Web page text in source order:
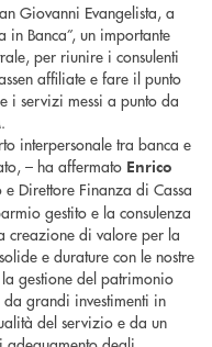
Giovanni Evangelista, a
in Banca”, un importante
per riunire i consulenti
affiliate e fare il punto
i servizi messi a punto da
interpersonale tra banca e
– ha affermato Enrico
Direttore Finanza di Cassa
gestito e la consulenza
creazione di valore per la
e durature con le nostre
gestione del patrimonio
grandi investimenti in
del servizio e da un